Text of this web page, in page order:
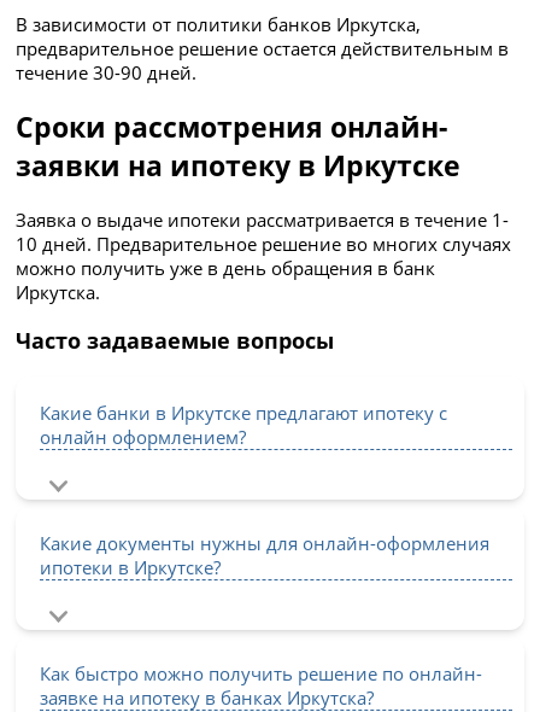
В зависимости от политики банков Иркутска,
предварительное решение остается действительным в
течение 30-90 дней.
Сроки рассмотрения онлайн-
заявки на ипотеку в Иркутске
Заявка о выдаче ипотеки рассматривается в течение 1-
10 дней. Предварительное решение во многих случаях
можно получить уже в день обращения в банк
Иркутска.
Часто задаваемые вопросы
Какие банки в Иркутске предлагают ипотеку с
онлайн оформлением?
Какие документы нужны для онлайн-оформления
ипотеки в Иркутске?
Как быстро можно получить решение по онлайн-
заявке на ипотеку в банках Иркутска?